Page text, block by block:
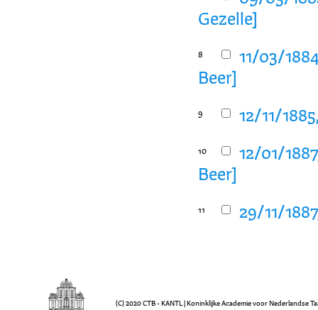
Gezelle]
8
11/03/
Beer]
9 12/11/
10
12/01/
Beer]
11 29/11/
(C) 2020 CTB - KANTL | Koninklijke Academie voor Nederlandse